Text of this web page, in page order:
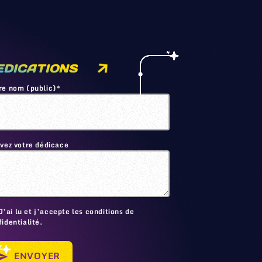
nom (public)*
votre dédicace
lu et j’accepte les conditions de
ENVOYER